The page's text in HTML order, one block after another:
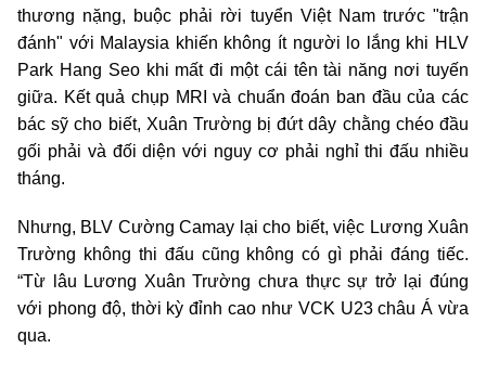
thương nặng, buộc phải rời tuyển Việt Nam trước "trận
đánh" với Malaysia khiến không ít người lo lắng khi HLV
Park Hang Seo khi mất đi một cái tên tài năng nơi tuyến
giữa. Kết quả chụp MRI và chuẩn đoán ban đầu của các
bác sỹ cho biết, Xuân Trường bị đứt dây chằng chéo đầu
gối phải và đối diện với nguy cơ phải nghỉ thi đấu nhiều
tháng.
Nhưng, BLV Cường Camay lại cho biết, việc Lương Xuân
Trường không thi đấu cũng không có gì phải đáng tiếc.
“Từ lâu Lương Xuân Trường chưa thực sự trở lại đúng
với phong độ, thời kỳ đỉnh cao như VCK U23 châu Á vừa
qua.